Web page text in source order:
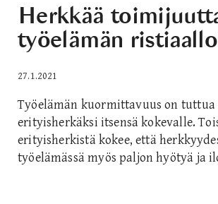
Herkkää
työelämän
27.1.2021
Työelämän kuormittavuus on tuttua
erityisherkäksi itsensä kokevalle.
erityisherkistä kokee, että
työelämässä myös paljon hyötyä ja